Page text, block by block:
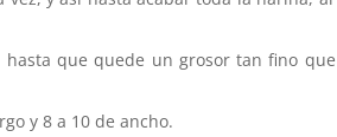
que quede un grosor tan fino
y 8 a 10 de ancho.